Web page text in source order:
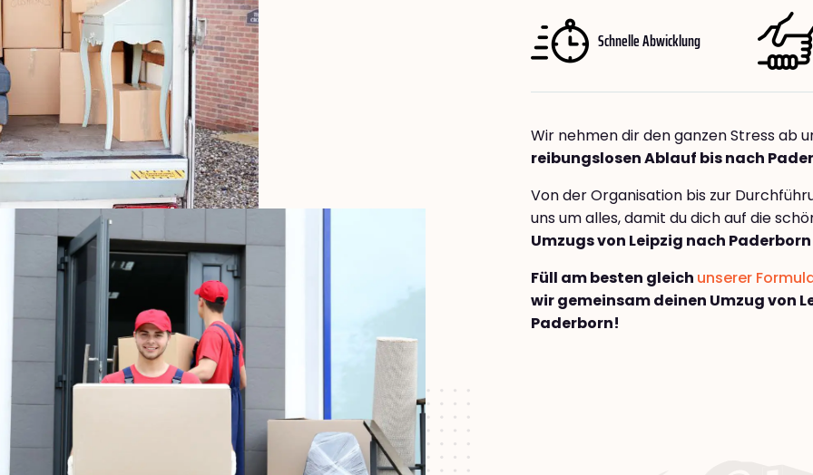
Schnelle Abwicklung
Wir nehmen dir den ganzen Stress ab
reibungslosen Ablauf bis nach
Von der Organisation bis zur
uns um alles, damit du dich auf die
Umzugs von Leipzig nach Paderborn
Füll am besten gleich unserer
wir gemeinsam deinen Umzug von
Paderborn!